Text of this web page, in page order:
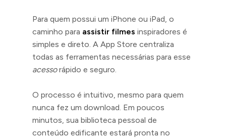
Para quem possui um iPhone ou iPad, o
caminho para assistir filmes inspiradores é
simples e direto. A App Store centraliza
todas as ferramentas necessárias para esse
acessorápido e seguro.
O processo é intuitivo, mesmo para quem
nunca fez um download. Em poucos
minutos, sua biblioteca pessoal de
conteúdo edificante estará pronta no